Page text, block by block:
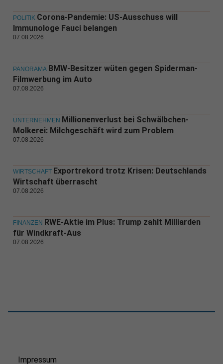
POLITIK Corona-Pandemie: US-Ausschuss will
Immunologe Fauci belangen
07.08.2026
PANORAMA BMW-Besitzer wüten gegen Spiderman-
Filmwerbung im Auto
07.08.2026
UNTERNEHMEN Millionenverlust bei Schwälbchen-
Molkerei: Milchgeschäft wird zum Problem
07.08.2026
WIRTSCHAFT Exportrekord trotz Krisen: Deutschlands
Wirtschaft überrascht
07.08.2026
FINANZEN RWE-Aktie im Plus: Trump zahlt Milliarden
für Windkraft-Aus
07.08.2026
Impressum